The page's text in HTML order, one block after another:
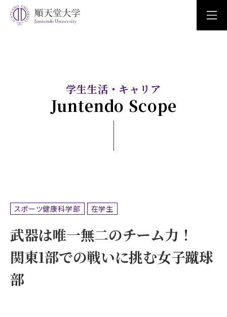
Juntendo University
学生生活・キャリア
Juntendo Scope
スポーツ健康科学部 在学生
武器は唯一無二のチーム力！
関東1部での戦いに挑む女子蹴球
部